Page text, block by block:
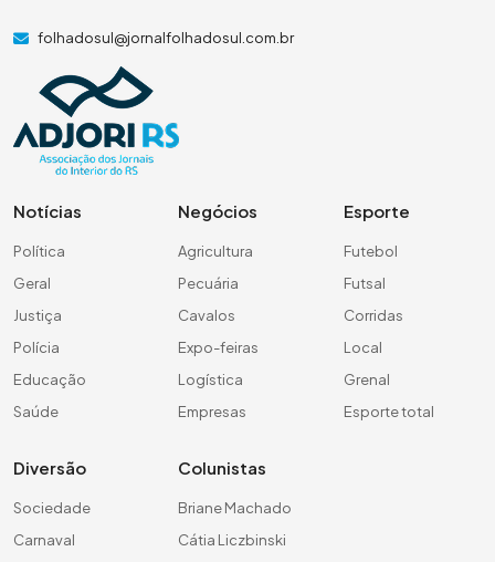
folhadosul@jornalfolhadosul.com.br
Notícias
Política
Geral
Justiça
Polícia
Educação
Saúde
Negócios
Agricultura
Pecuária
Cavalos
Expo-feiras
Logística
Empresas
Esporte
Futebol
Futsal
Corridas
Local
Grenal
Esporte total
Diversão
Sociedade
Carnaval
Colunistas
Briane Machado
Cátia Liczbinski